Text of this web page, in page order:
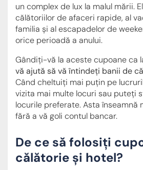
un complex de lux la malul mării.
călătoriilor de afaceri rapide, al
familia și al escapadelor de
orice perioadă a anului.
Gândiți-vă la aceste cupoane ca
vă ajută să vă întindeți banii de
Când cheltuiți mai puțin pe
vizita mai multe locuri sau puteți
locurile preferate. Asta înseamnă
fără a vă goli contul bancar.
De ce să folosiți
călătorie și hotel?